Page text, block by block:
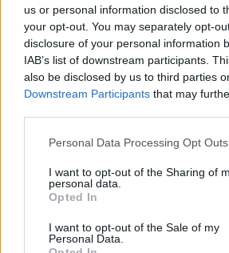
us or personal information disclosed to
your opt-out. You may separately opt-
disclosure of your personal information
IAB’s list of downstream participants.
also be disclosed by us to third parties
Downstream Participants that may
Please note that this website/app uses
not limited to your visit or usage
grant or deny consent to Google and its
use your data for below specified
consent section.
Personal Data Processing Opt Outs
I want to opt-out of the Sharing of
personal data.
Opted In
I want to opt-out of the Sale of my
Personal Data.
ΜΠΟΡΕΙ ΝΑ ΣΗΜΕΙΩΘΟΥΝ ΚΑΙ
ΑΥΤΕΣ ΤΙΣ ΘΕΡΜΟΚΡΑΣΙΕΣ ;
Το αν τελικά η θερμοκρασία
παραπάνω και αγγίξει τους 36-
δεν μπορεί ακόμη να
ότι έχουμε ακόμη μπροστά μας
των προγνωστικών μοντέλων και
υπάρξουν μικροαλλαγές.
Το μόνο σίγουρο όμως, είναι ότι